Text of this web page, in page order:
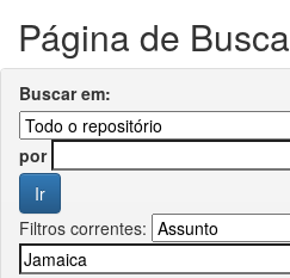
Página de Busca
Buscar em:
por
Filtros correntes: